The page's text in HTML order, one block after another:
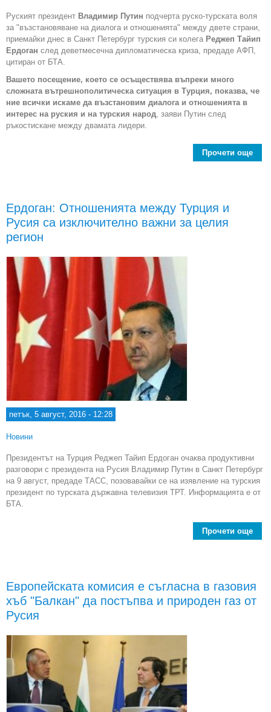
Руският президент Владимир Путин подчерта руско-турската воля
за "възстановяване на диалога и отношенията" между двете страни,
приемайки днес в Санкт Петербург турския си колега Реджеп Тайип
Ердоган след деветмесечна дипломатическа криза, предаде АФП,
цитиран от БТА.
Вашето посещение, което се осъществява въпреки много
сложната вътрешнополитическа ситуация в Турция, показва, че
ние всички искаме да възстановим диалога и отношенията в
интерес на руския и на турския народ , заяви Путин след
ръкостискане между двамата лидери.
Прочети още
Ердоган: Отношенията между Турция и
Русия са изключително важни за целия
регион
петък, 5 август, 2016 - 12:28
Новини
Президентът на Турция Реджеп Тайип Ердоган очаква продуктивни
разговори с президента на Русия Владимир Путин в Санкт Петербург
на 9 август, предаде ТАСС, позовавайки се на изявление на турския
президент по турската държавна телевизия ТРТ. Информацията е от
БТА.
Прочети още
Европейската комисия е съгласна в газовия
хъб "Балкан" да постъпва и природен газ от
Русия